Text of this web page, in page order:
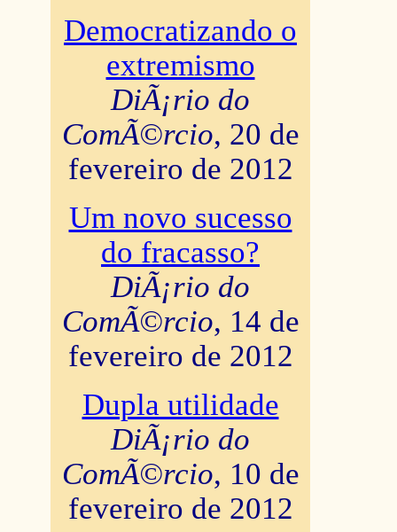
Democratizando o
extremismo
DiÃ¡rio do
ComÃ©rcio, 20 de
fevereiro de 2012
Um novo sucesso
do fracasso?
DiÃ¡rio do
ComÃ©rcio, 14 de
fevereiro de 2012
Dupla utilidade
DiÃ¡rio do
ComÃ©rcio, 10 de
fevereiro de 2012